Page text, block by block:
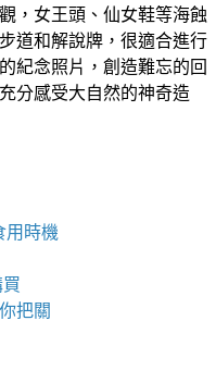
，女王頭、仙女鞋等海蝕
道和解說牌，很適合進行
紀念照片，創造難忘的回
分感受大自然的神奇造
用時機
把關